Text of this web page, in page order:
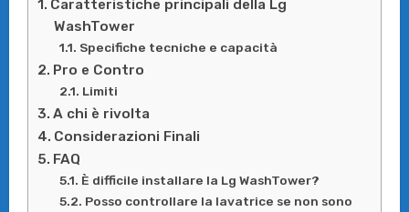
Caratteristiche principali della Lg
WashTower
Specifiche tecniche e capacità
Pro e Contro
Limiti
A chi è rivolta
Considerazioni Finali
FAQ
È difficile installare la Lg WashTower?
Posso controllare la lavatrice se non sono